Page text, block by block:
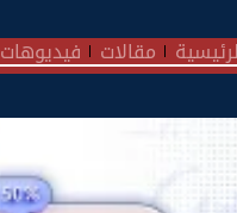
مقالات فيديوهات